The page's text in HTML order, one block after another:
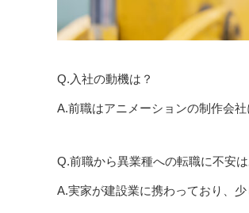
Q.入社の動機は？
A.前職はアニメーションの制作会
Q.前職から異業種への転職に不安
A.実家が建設業に携わっており、